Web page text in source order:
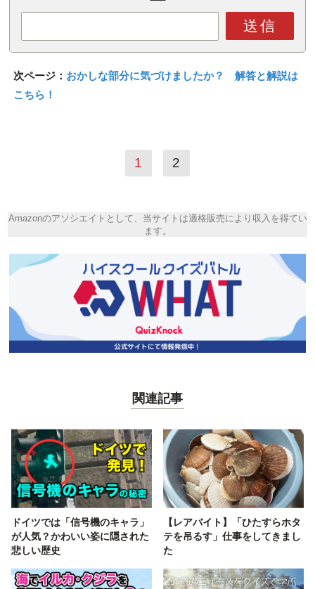
送信
次ページ： おかしな部分に気づけましたか？ 解答と解説は
こちら！
1 2
Amazonのアソシエイトとして、当サイトは適格販売により収入を得てい
ます。
関連記事
ドイツでは「信号機のキャラ」
が人気？かわいい姿に隠された
悲しい歴史
【レアバイト】「ひたすらホタ
テを吊るす」仕事をしてきまし
た